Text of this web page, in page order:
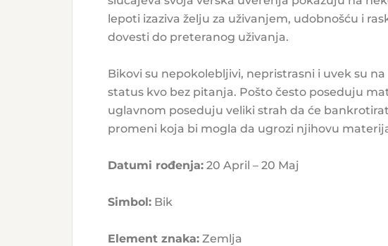
lepoti izaziva želju za uživanjem, udobnošću i
dovesti do preteranog uživanja.
Bikovi su nepokolebljivi, nepristrasni i uvek su
status kvo bez pitanja. Pošto često poseduju
uglavnom poseduju veliki strah da će
promeni koja bi mogla da ugrozi njihovu
Datumi rođenja: 20 April – 20 Maj
Simbol: Bik
Element znaka: Zemlja